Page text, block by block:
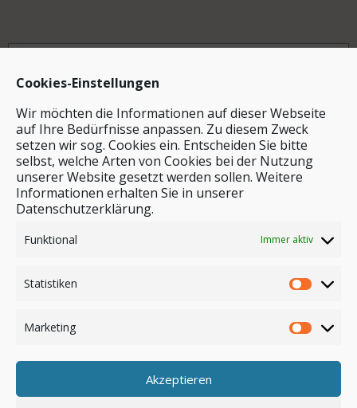
Cookies-Einstellungen
Wir möchten die Informationen auf dieser Webseite
auf Ihre Bedürfnisse anpassen. Zu diesem Zweck
setzen wir sog. Cookies ein. Entscheiden Sie bitte
selbst, welche Arten von Cookies bei der Nutzung
unserer Website gesetzt werden sollen. Weitere
Informationen erhalten Sie in unserer
Datenschutzerklärung.
Funktional Immer aktiv
Statistiken
Marketing
Akzeptieren
Archiv
Stichwortsuche
Anmelden